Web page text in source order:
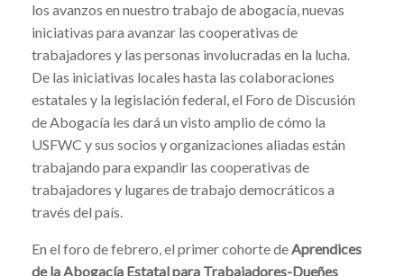
los avanzos en nuestro trabajo de abogacía, nuevas
iniciativas para avanzar las cooperativas de
trabajadores y las personas involucradas en la lucha.
De las iniciativas locales hasta las colaboraciones
estatales y la legislación federal, el Foro de Discusión
de Abogacía les dará un visto amplio de cómo la
USFWC y sus socios y organizaciones aliadas están
trabajando para expandir las cooperativas de
trabajadores y lugares de trabajo democráticos a
través del país.
En el foro de febrero, el primer cohorte deAprendices
de la Abogacía Estatal para Trabajadores-Dueñes